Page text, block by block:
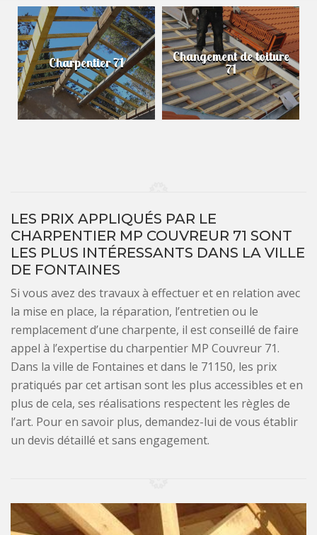
Charpentier 71 Changement de toiture
71
LES PRIX APPLIQUÉS PAR LE
CHARPENTIER MP COUVREUR 71 SONT
LES PLUS INTÉRESSANTS DANS LA VILLE
DE FONTAINES
Si vous avez des travaux à effectuer et en relation avec
la mise en place, la réparation, l’entretien ou le
remplacement d’une charpente, il est conseillé de faire
appel à l’expertise du charpentier MP Couvreur 71.
Dans la ville de Fontaines et dans le 71150, les prix
pratiqués par cet artisan sont les plus accessibles et en
plus de cela, ses réalisations respectent les règles de
l’art. Pour en savoir plus, demandez-lui de vous établir
un devis détaillé et sans engagement.